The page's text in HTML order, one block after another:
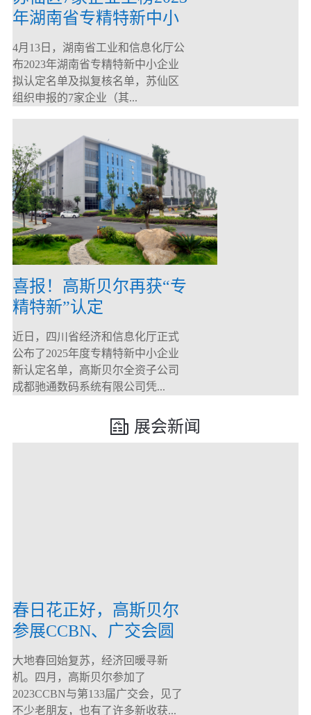
年湖南省专精特新中小
企业
4月13日，湖南省工业和信息化厅公
布2023年湖南省专精特新中小企业
拟认定名单及拟复核名单，苏仙区
组织申报的7家企业（其...
喜报！高斯贝尔再获“专
精特新”认定
近日，四川省经济和信息化厅正式
公布了2025年度专精特新中小企业
新认定名单，高斯贝尔全资子公司
成都驰通数码系统有限公司凭...
展会新闻
春日花正好，高斯贝尔
参展CCBN、广交会圆
满落幕！
大地春回始复苏，经济回暖寻新
机。四月，高斯贝尔参加了
2023CCBN与第133届广交会，见了
不少老朋友，也有了许多新收获...